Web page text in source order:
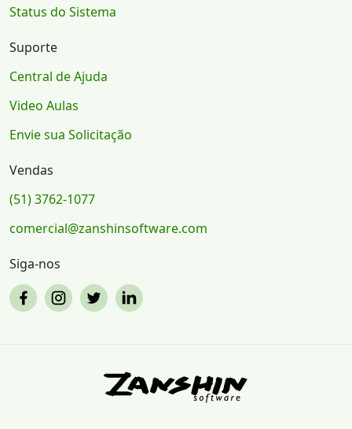
Status do Sistema
Suporte
Central de Ajuda
Video Aulas
Envie sua Solicitação
Vendas
(51) 3762-1077
comercial@zanshinsoftware.com
Siga-nos